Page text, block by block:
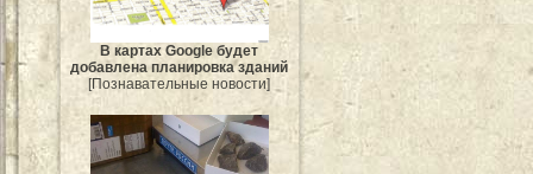
В картах Google будет
добавлена планировка зданий
[Познавательные новости]